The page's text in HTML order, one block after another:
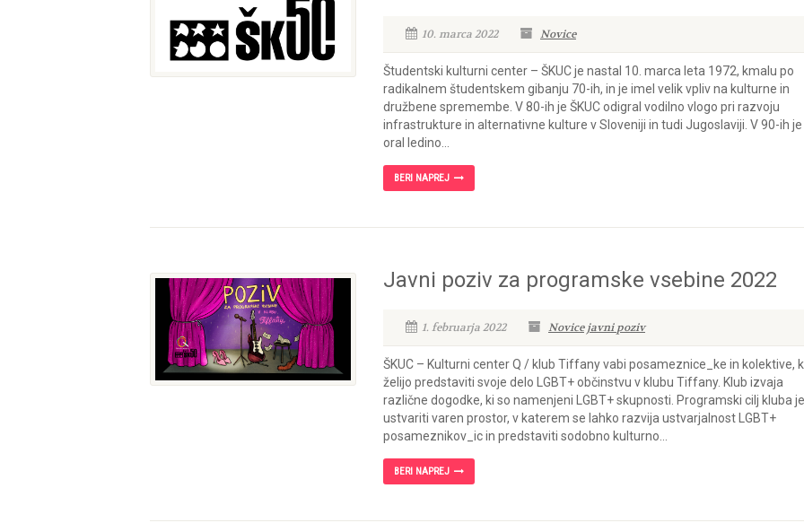
10. marca 2022 Novice
Študentski kulturni center – ŠKUC je nastal 10. marca leta 1972, kmalu po
radikalnem študentskem gibanju 70-ih, in je imel velik vpliv na kulturne in
družbene spremembe. V 80-ih je ŠKUC odigral vodilno vlogo pri razvoju
infrastrukture in alternativne kulture v Sloveniji in tudi Jugoslaviji. V 90-ih je
oral ledino...
BERI NAPREJ
Javni poziv za programske vsebine 2022
1. februarja 2022 Novice javni poziv
ŠKUC – Kulturni center Q / klub Tiffany vabi posameznice_ke in kolektive,
želijo predstaviti svoje delo LGBT+ občinstvu v klubu Tiffany. Klub izvaja
različne dogodke, ki so namenjeni LGBT+ skupnosti. Programski cilj kluba je
ustvariti varen prostor, v katerem se lahko razvija ustvarjalnost LGBT+
posameznikov_ic in predstaviti sodobno kulturno...
BERI NAPREJ